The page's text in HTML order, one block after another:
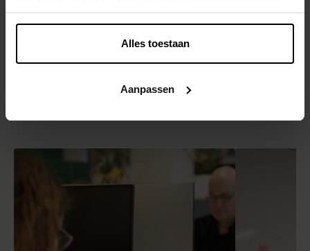
Alles toestaan
Aanpassen
Transformeer ook jouw software